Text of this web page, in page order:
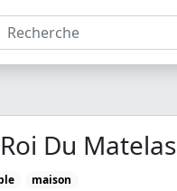
Du Matelas
maison